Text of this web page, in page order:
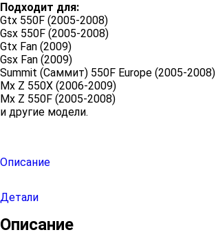
Подходит для:
Gtx 550F (2005-2008)
Gsx 550F (2005-2008)
Gtx Fan (2009)
Gsx Fan (2009)
Summit (Саммит) 550F Europe (2005-2008)
Mx Z 550X (2006-2009)
Mx Z 550F (2005-2008)
и другие модели.
Описание
Детали
Описание